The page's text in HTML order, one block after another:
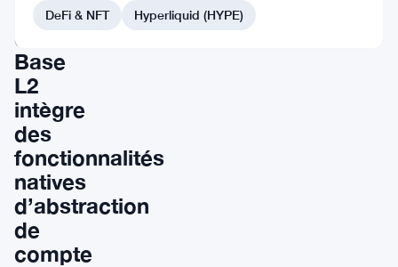
niveau
de
Base
L2
intègre
des
fonctionnalités
natives
d’abstraction
de
compte
DeFi & NFT
Hyperliquid (HYPE)